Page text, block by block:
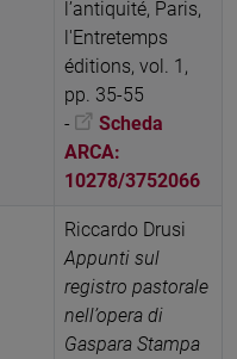
l’antiquité, Paris,
l'Entretemps
éditions, vol. 1,
pp. 35-55
-
Scheda
ARCA:
10278/3752066
Riccardo Drusi
Appunti sul
registro pastorale
nell’opera di
Gaspara Stampa